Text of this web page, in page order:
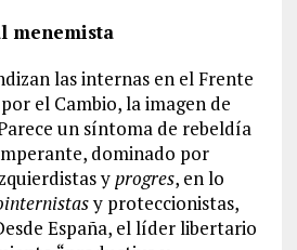
menemista
las internas en el Frente
el Cambio, la imagen de
un síntoma de rebeldía
dominado por
yprogres, en lo
y proteccionistas,
España, el líder libertario